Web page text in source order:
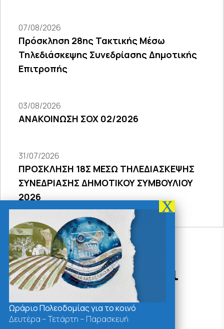
07/08/2026
Πρόσκληση 28ης Τακτικής Μέσω
Τηλεδιάσκεψης Συνεδρίασης Δημοτικής
Επιτροπής
03/08/2026
ΑΝΑΚΟΙΝΩΣΗ ΣΟΧ 02/2026
31/07/2026
ΠΡΟΣΚΛΗΣΗ 18Σ ΜΕΣΩ ΤΗΛΕΔΙΑΣΚΕΨΗΣ
ΣΥΝΕΔΡΙΑΣΗΣ ΔΗΜΟΤΙΚΟΥ ΣΥΜΒΟΥΛΙΟΥ
2026
Δράσεις - Χρήσιμοι
Σύνδεσμοι
Ωράριο Πολεοδομίας για το κοινό
Δευτέρα – Τετάρτη – Παρασκευή